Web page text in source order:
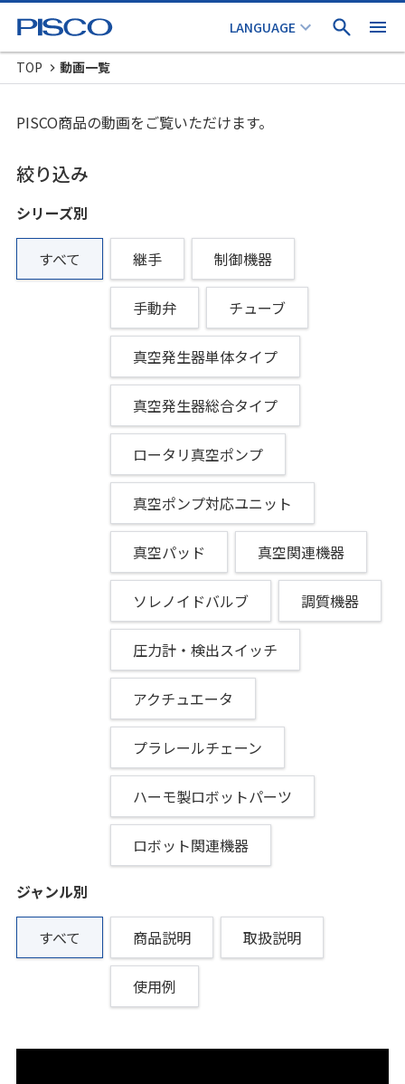
TOP 動画一覧
PISCO商品の動画をご覧いただけます。
絞り込み
シリーズ別
すべて 継手 制御機器
手動弁 チューブ
真空発生器単体タイプ
真空発生器総合タイプ
ロータリ真空ポンプ
真空ポンプ対応ユニット
真空パッド 真空関連機器
ソレノイドバルブ 調質機器
圧力計・検出スイッチ
アクチュエータ
プラレールチェーン
ハーモ製ロボットパーツ
ロボット関連機器
ジャンル別
すべて 商品説明 取扱説明
使用例